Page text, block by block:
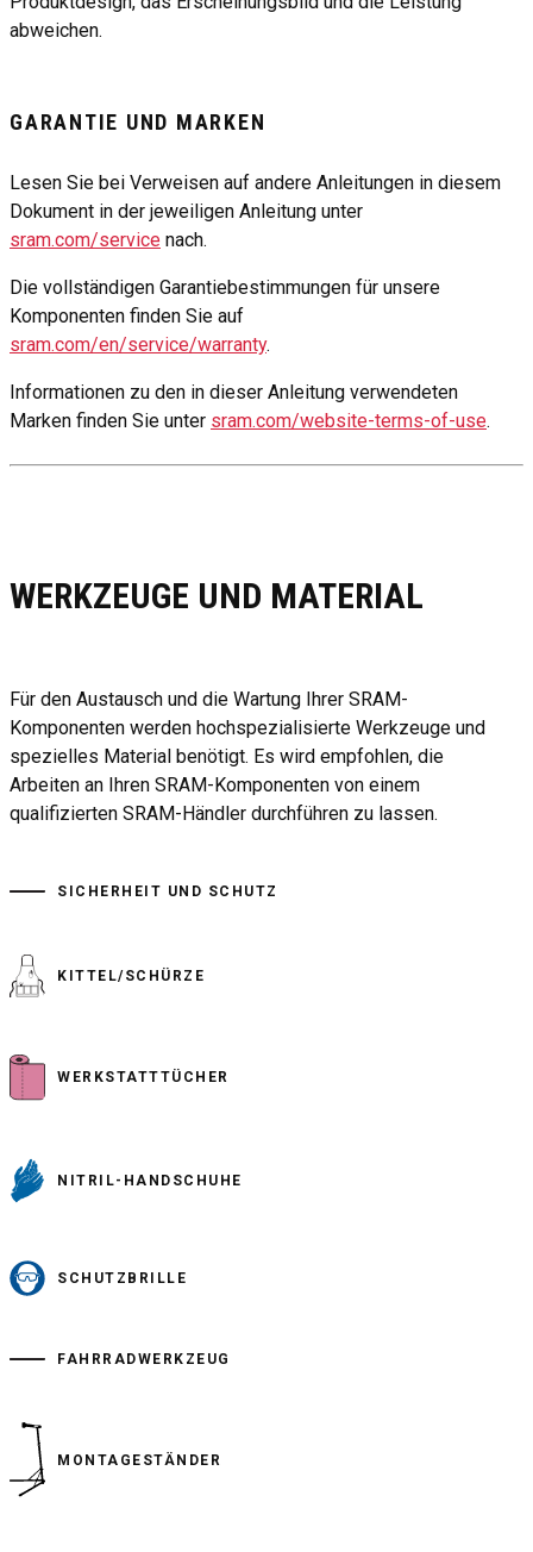
abweichen.
GARANTIE UND MARKEN
Lesen Sie bei Verweisen auf andere Anleitungen in diesem
Dokument in der jeweiligen Anleitung unter
sram.com/service nach.
Die vollständigen Garantiebestimmungen für unsere
Komponenten finden Sie auf
sram.com/en/service/warranty.
Informationen zu den in dieser Anleitung verwendeten
Marken finden Sie unter sram.com/website-terms-of-use.
WERKZEUGE UND MATERIAL
Für den Austausch und die Wartung Ihrer SRAM-
Komponenten werden hochspezialisierte Werkzeuge und
spezielles Material benötigt. Es wird empfohlen, die
Arbeiten an Ihren SRAM-Komponenten von einem
qualifizierten SRAM-Händler durchführen zu lassen.
SICHERHEIT UND SCHUTZ
KITTEL/SCHÜRZE
WERKSTATTTÜCHER
NITRIL-HANDSCHUHE
SCHUTZBRILLE
FAHRRADWERKZEUG
MONTAGESTÄNDER